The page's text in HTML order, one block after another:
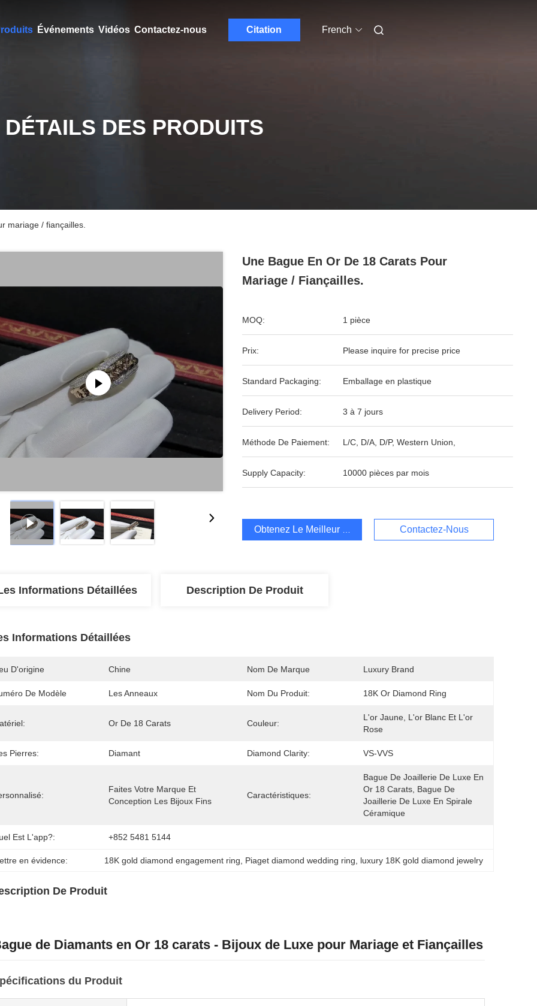
Événements Vidéos Contactez-nous Citation French
DÉTAILS DES PRODUITS
mariage / fiançailles.
Une Bague En Or De 18 Carats Pour
Mariage / Fiançailles.
MOQ: 1 pièce
Prix: Please inquire for precise price
Standard Packaging: Emballage en plastique
Delivery Period: 3 à 7 jours
Méthode De Paiement: L/C, D/A, D/P, Western Union,
Supply Capacity: 10000 pièces par mois
Obtenez Le Meilleur Prix Contactez-Nous
Informations Détaillées Description De Produit
Informations Détaillées
D'origine Chine Nom De Marque Luxury Brand
De Modèle Les Anneaux Nom Du Produit: 18K Or Diamond Ring
Or De 18 Carats Couleur:
L'or Jaune, L'or Blanc Et L'or
Rose
Pierres: Diamant Diamond Clarity: VS-VVS
Faites Votre Marque Et
Conception Les Bijoux Fins
Caractéristiques:
Bague De Joaillerie De Luxe En
Or 18 Carats, Bague De
Joaillerie De Luxe En Spirale
Céramique
Est L'app?: +852 5481 5144
en évidence: 18K gold diamond engagement ring Piaget diamond wedding ring luxury 18K gold diamond jewelry
De Produit
de Diamants en Or 18 carats - Bijoux de Luxe pour Mariage et Fiançailles
du Produit